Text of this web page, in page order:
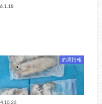
釣果情報